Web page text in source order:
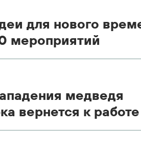
для нового
мероприятий
медведя
вернется к работе